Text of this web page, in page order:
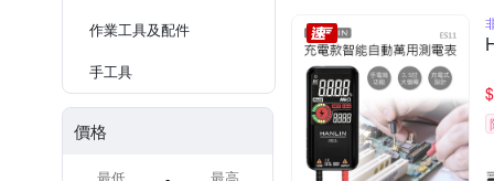
作業工具及配件
手工具
價格
$